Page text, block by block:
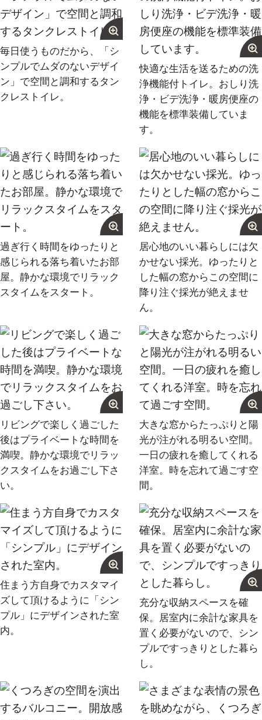
毎日使うものだから、「シ
ンプルでムダのないデザイ
ン」で空間と調和するタン
クレストイレ。
快適な生活を送るための洗
浄機能付トイレ。おしり洗
浄・ビデ洗浄・暖房便座の
機能を標準装備していま
す。
過ぎ行く時間をゆったりと
感じられる落ち着いたお部
屋。静かな環境でリラック
スタイムをスタート。
居心地のいい暮らしには欠
かせない採光。ゆったりと
した幅の窓からこの空間に
降り注ぐ採光が絶えませ
ん。
リビングで楽しく過ごした
後はプライベートな時間を
満喫。静かな環境でリラッ
クスタイムをお過ごし下さ
い。
大きな窓からたっぷりと陽
光が注がれる明るい空間。
一日の疲れを癒してくれる
洋室。時を忘れて過ごす空
間。
住まう方自身でカスタマイ
ズして頂けるように「シン
プル」にデザインされた室
内。
充分な収納スペースを確
保。居室内に余計な家具を
置く必要がないので、シン
プルですっきりとした暮ら
し。